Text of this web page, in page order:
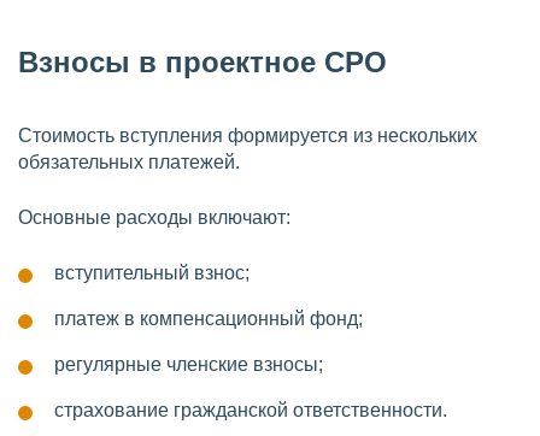
Взносы в проектное СРО
Стоимость вступления формируется из нескольких
обязательных платежей.
Основные расходы включают:
вступительный взнос;
платеж в компенсационный фонд;
регулярные членские взносы;
страхование гражданской ответственности.